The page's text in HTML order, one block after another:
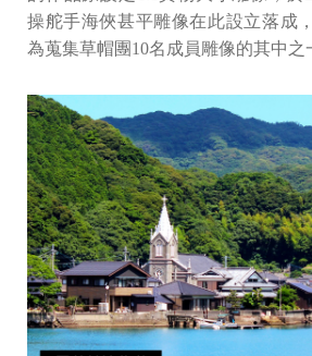
操舵手海俠甚平雕像在此設立落成
為蒐集草帽團10名成員雕像的其中之